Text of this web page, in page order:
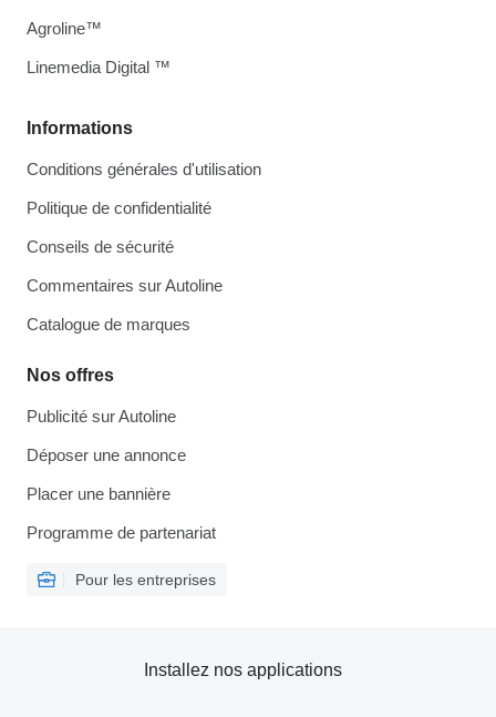
Informations
Conditions générales d'utilisation
Politique de confidentialité
Conseils de sécurité
Commentaires sur Autoline
Catalogue de marques
Nos offres
Publicité sur Autoline
Déposer une annonce
Placer une bannière
Programme de partenariat
Pour les entreprises
Agroline™
Linemedia Digital ™
Installez nos applications